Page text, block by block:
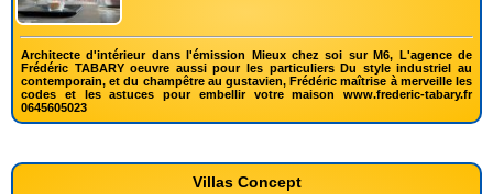
Architecte d'intérieur dans l'émission Mieux chez soi sur M6, L'agence de
Frédéric TABARY oeuvre aussi pour les particuliers Du style industriel au
contemporain, et du champêtre au gustavien, Frédéric maîtrise à merveille les
codes et les astuces pour embellir votre maison www.frederic-tabary.fr
0645605023
Villas Concept